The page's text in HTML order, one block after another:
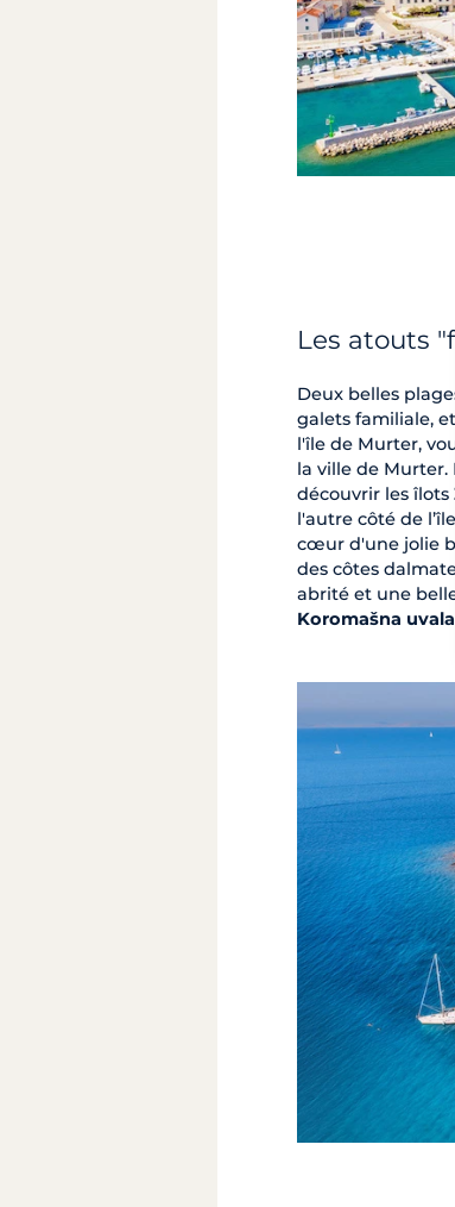
Les atouts
Deux belles
galets familiale,
l'île de Murter,
la ville de Murter.
découvrir les îlots
l'autre côté de
cœur d'une jolie
des côtes
abrité et une
Koromašna uvala